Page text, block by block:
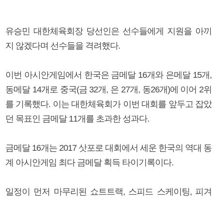
유승민 대한체육회장 당선인은 선수들에게 지원을 아끼
지 않겠다며 선수들을 격려했다.
이번 아시안게임에서 한국은 금메달 16개와 은메달 15개,
동메달 14개로 중국(금 32개, 은 27개, 동26개)에 이어 2위
를 기록했다. 이는 대한체육회가 이번 대회를 앞두고 잡았
던 목표인 금메달 11개를 초과한 성과다.
금메달 16개는 2017 삿포로 대회에서 세운 한국의 역대 동
계 아시안게임 최다 금메달 획득 타이기록이다.
일정이 먼저 마무리된 쇼트트랙, 스피드 스케이팅, 피겨